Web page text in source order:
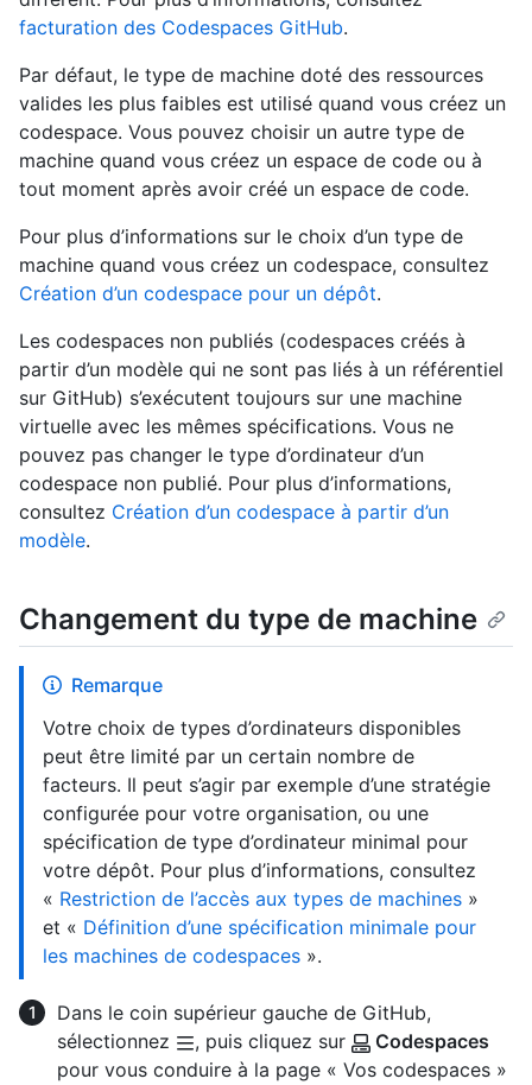
facturation des Codespaces GitHub.
Par défaut, le type de machine doté des ressources
valides les plus faibles est utilisé quand vous créez un
codespace. Vous pouvez choisir un autre type de
machine quand vous créez un espace de code ou à
tout moment après avoir créé un espace de code.
Pour plus d’informations sur le choix d’un type de
machine quand vous créez un codespace, consultez
Création d’un codespace pour un dépôt.
Les codespaces non publiés (codespaces créés à
partir d’un modèle qui ne sont pas liés à un référentiel
sur GitHub) s’exécutent toujours sur une machine
virtuelle avec les mêmes spécifications. Vous ne
pouvez pas changer le type d’ordinateur d’un
codespace non publié. Pour plus d’informations,
consultez Création d’un codespace à partir d’un
modèle.
Changement du type de machine
Remarque
Votre choix de types d’ordinateurs disponibles
peut être limité par un certain nombre de
facteurs. Il peut s’agir par exemple d’une stratégie
configurée pour votre organisation, ou une
spécification de type d’ordinateur minimal pour
votre dépôt. Pour plus d’informations, consultez
« Restriction de l’accès aux types de machines »
et « Définition d’une spécification minimale pour
les machines de codespaces ».
Dans le coin supérieur gauche de GitHub,
sélectionnez
, puis cliquez sur
Codespaces
pour vous conduire à la page « Vos codespaces »